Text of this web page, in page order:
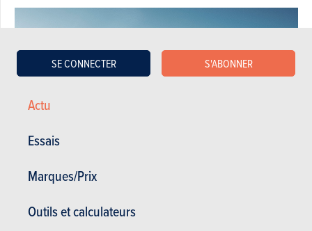
Actu
Essais
Marques/Prix
Outils et calculateurs
SE CONNECTER S'ABONNER